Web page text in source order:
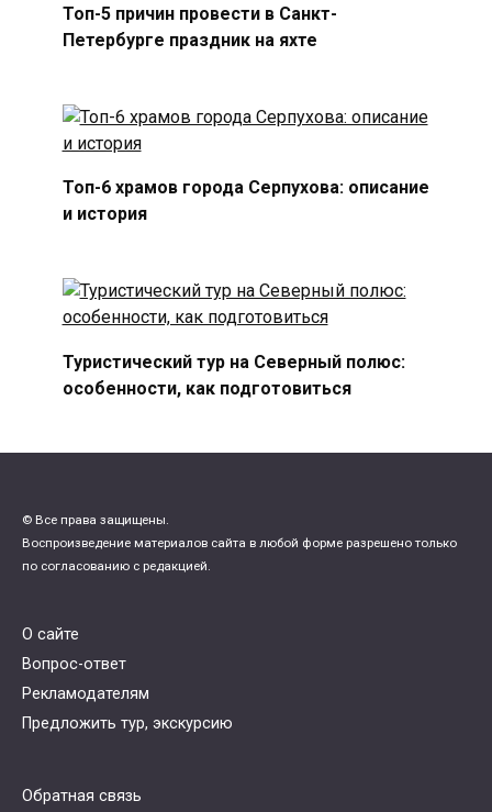
Топ-5 причин провести в Санкт-
Петербурге праздник на яхте
Топ-6 храмов города Серпухова: описание
и история
Туристический тур на Северный полюс:
особенности, как подготовиться
© Все права защищены.
Воспроизведение материалов сайта в любой форме разрешено только
по согласованию с редакцией.
О сайте
Вопрос-ответ
Рекламодателям
Предложить тур, экскурсию
Обратная связь